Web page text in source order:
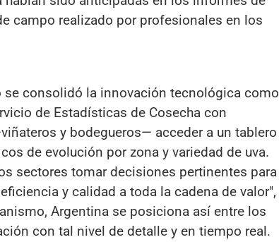
campo realizado por profesionales en los
se consolidó la innovación tecnológica como
de Estadísticas de Cosecha con
y bodegueros— acceder a un tablero
de evolución por zona y variedad de uva.
sectores tomar decisiones pertinentes para
y calidad a toda la cadena de valor",
Argentina se posiciona así entre los
con tal nivel de detalle y en tiempo real.